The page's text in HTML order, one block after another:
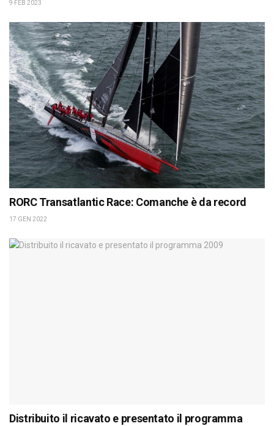
9 FEB 2023
RORC Transatlantic Race: Comanche è da record
17 GEN 2022
Distribuito il ricavato e presentato il programma